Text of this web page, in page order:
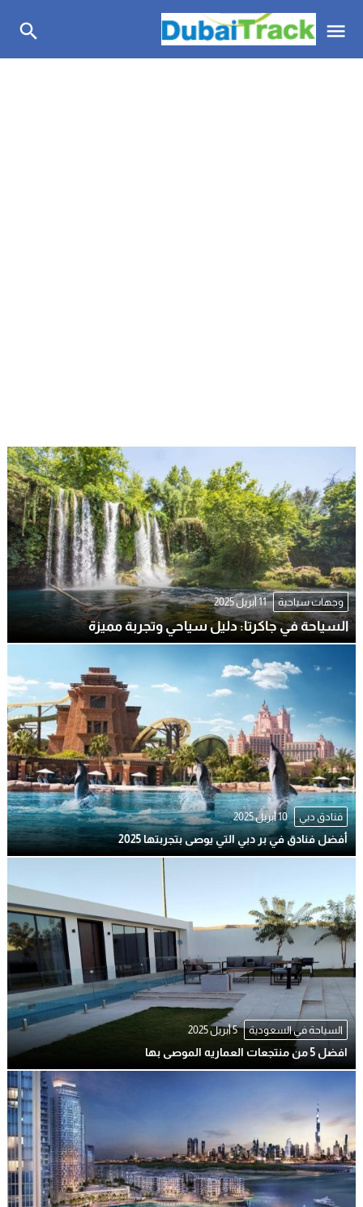
وجهات سياحية 11 أبريل 2025
السياحة في جاكرتا: دليل سياحي وتجربة مميزة
فنادق دبي 10 أبريل 2025
أفضل فنادق في بر دبي التي يوصى بتجربتها 2025
السياحة في السعودية 5 أبريل 2025
افضل 5 من منتجعات العماريه الموصى بها